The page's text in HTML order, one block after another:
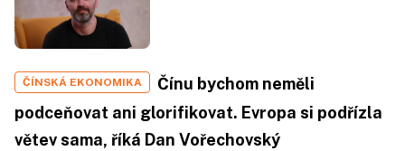
ČÍNSKÁ EKONOMIKA
Čínu bychom neměli
podceňovat ani glorifikovat. Evropa si podřízla
větev sama, říká Dan Vořechovský